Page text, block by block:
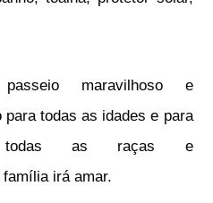
maravilhoso e
todas as idades e para
as raças e
irá amar.